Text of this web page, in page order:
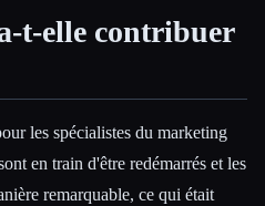
t-elle contribuer
les spécialistes du marketing
en train d'être redémarrés et les
remarquable, ce qui était